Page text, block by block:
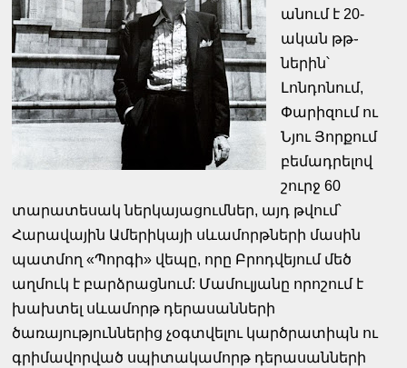
անում է 20-
ական թթ֊
ներին՝
Լոնդոնում,
Փարիզում ու
Նյու Յորքում
բեմադրելով
շուրջ 60
տարատեսակ ներկայացումներ, այդ թվում՝
Հարավային Ամերիկայի սևամորթների մասին
պատմող «Պորգի» վեպը, որը Բրոդվեյում մեծ
աղմուկ է բարձրացնում: Մամուլյանը որոշում է
խախտել սևամորթ դերասանների
ծառայություններից չօգտվելու կարծրատիպն ու
գրիմավորված սպիտակամորթ դերասանների